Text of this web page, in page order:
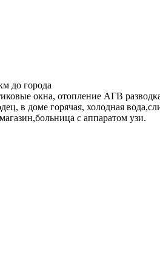
до города
окна, отопление АГВ
в доме горячая, холодная
с аппаратом узи.